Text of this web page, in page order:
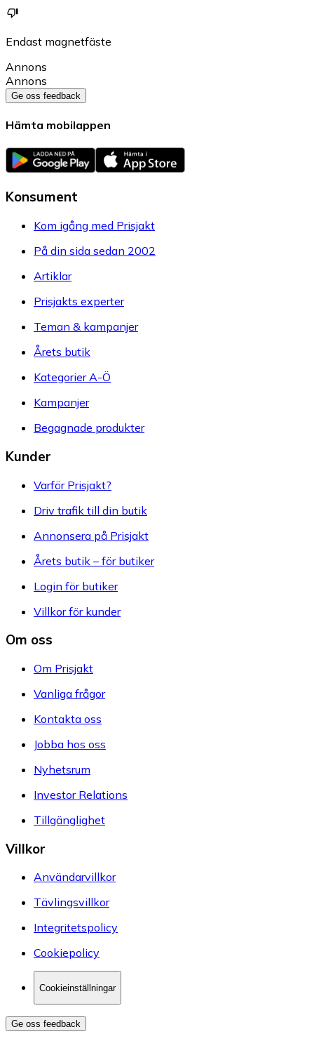
Endast magnetfäste
Annons
Annons
Ge oss feedback
Hämta mobilappen
Konsument
Kom igång med Prisjakt
På din sida sedan 2002
Artiklar
Prisjakts experter
Teman & kampanjer
Årets butik
Kategorier A-Ö
Kampanjer
Begagnade produkter
Kunder
Varför Prisjakt?
Driv trafik till din butik
Annonsera på Prisjakt
Årets butik – för butiker
Login för butiker
Villkor för kunder
Om oss
Om Prisjakt
Vanliga frågor
Kontakta oss
Jobba hos oss
Nyhetsrum
Investor Relations
Tillgänglighet
Villkor
Användarvillkor
Tävlingsvillkor
Integritetspolicy
Cookiepolicy
Cookieinställningar
Ge oss feedback